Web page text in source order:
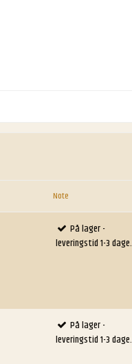
Note
På lager -
leveringstid 1-3 dage.
På lager -
leveringstid 1-3 dage.